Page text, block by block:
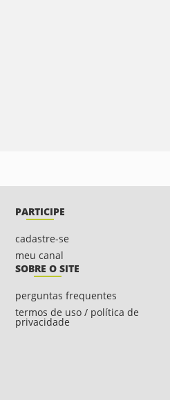
PARTICIPE
cadastre-se
meu canal
SOBRE O SITE
perguntas frequentes
termos de uso / política de
privacidade